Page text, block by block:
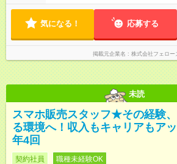
たい」などあれば相談に応じますの
気になる！ 応募する
掲載元企業名 株式会社フェロー
未読
スマホ販売スタッフ★その経験
る環境へ！収入もキャリアもア
年4回
契約社員 職種未経験OK